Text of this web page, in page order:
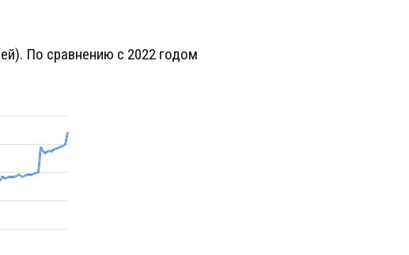
По сравнению с 2022 годом